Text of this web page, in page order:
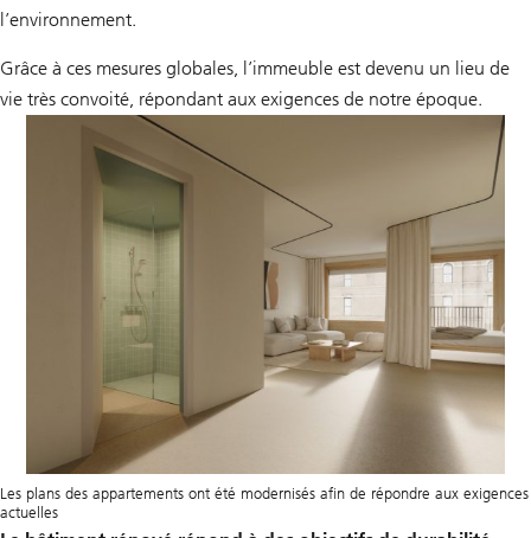
l’environnement.
Grâce à ces mesures globales, l’immeuble est devenu un lieu de
vie très convoité, répondant aux exigences de notre époque.
Les plans des appartements ont été modernisés afin de répondre aux exigences
actuelles